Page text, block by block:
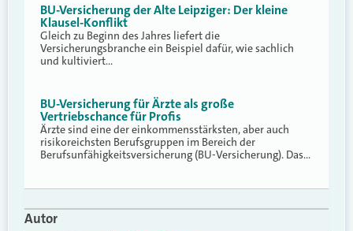
BU-Versicherung der Alte Leipziger: Der kleine
Klausel-Konflikt
Gleich zu Beginn des Jahres liefert die
Versicherungsbranche ein Beispiel dafür, wie sachlich
und kultiviert…
BU-Versicherung für Ärzte als große
Vertriebschance für Profis
Ärzte sind eine der einkommensstärksten, aber auch
risikoreichsten Berufsgruppen im Bereich der
Berufsunfähigkeitsversicherung (BU-Versicherung). Das…
Autor